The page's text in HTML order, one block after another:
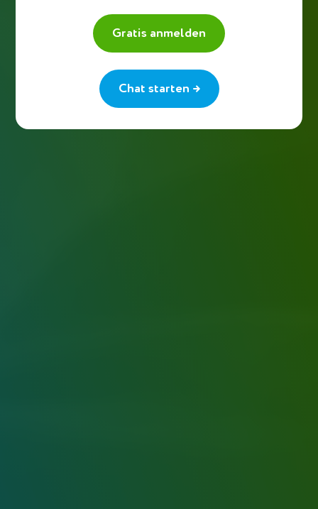
Gratis anmelden